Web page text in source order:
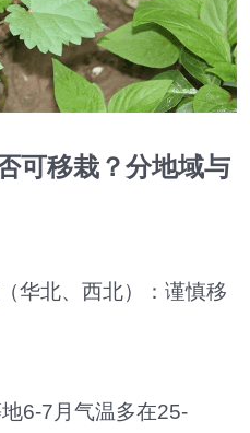
移栽？分地域与
北、西北）：谨慎移
6-7月气温多在25-